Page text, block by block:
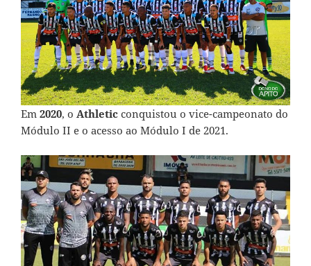
Em 2020, o Athletic conquistou o vice-campeonato do
Módulo II e o acesso ao Módulo I de 2021.